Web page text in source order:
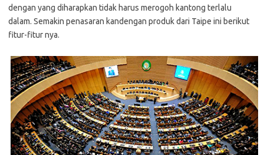
dengan yang diharapkan tidak harus merogoh kantong terlalu
dalam. Semakin penasaran kandengan produk dari Taipe ini berikut
fitur-fitur nya.